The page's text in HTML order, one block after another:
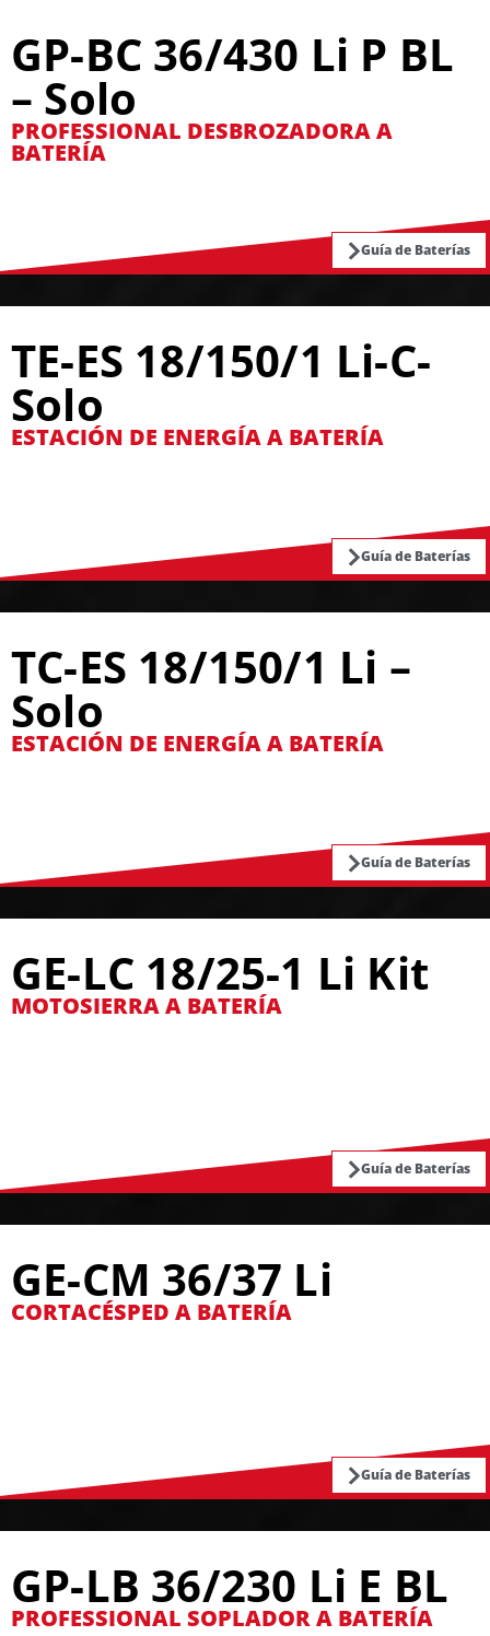
GP-BC 36/430 Li P BL
– Solo
PROFESSIONAL DESBROZADORA A
BATERÍA
Guía de Baterías
TE-ES 18/150/1 Li-C-
Solo
ESTACIÓN DE ENERGÍA A BATERÍA
Guía de Baterías
TC-ES 18/150/1 Li –
Solo
ESTACIÓN DE ENERGÍA A BATERÍA
Guía de Baterías
GE-LC 18/25-1 Li Kit
MOTOSIERRA A BATERÍA
Guía de Baterías
GE-CM 36/37 Li
CORTACÉSPED A BATERÍA
Guía de Baterías
GP-LB 36/230 Li E BL
PROFESSIONAL SOPLADOR A BATERÍA